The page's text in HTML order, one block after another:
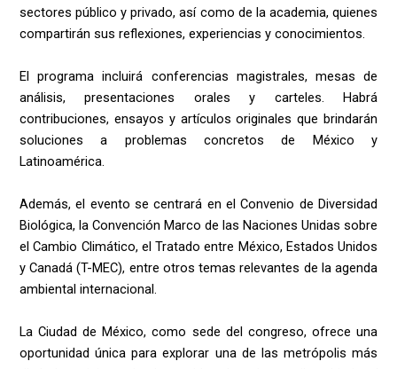
sectores público y privado, así como de la academia, quienes
compartirán sus reflexiones, experiencias y conocimientos.
El programa incluirá conferencias magistrales, mesas de
análisis, presentaciones orales y carteles. Habrá
contribuciones, ensayos y artículos originales que brindarán
soluciones a problemas concretos de México y
Latinoamérica.
Además, el evento se centrará en el Convenio de Diversidad
Biológica, la Convención Marco de las Naciones Unidas sobre
el Cambio Climático, el Tratado entre México, Estados Unidos
y Canadá (T-MEC), entre otros temas relevantes de la agenda
ambiental internacional.
La Ciudad de México, como sede del congreso, ofrece una
oportunidad única para explorar una de las metrópolis más